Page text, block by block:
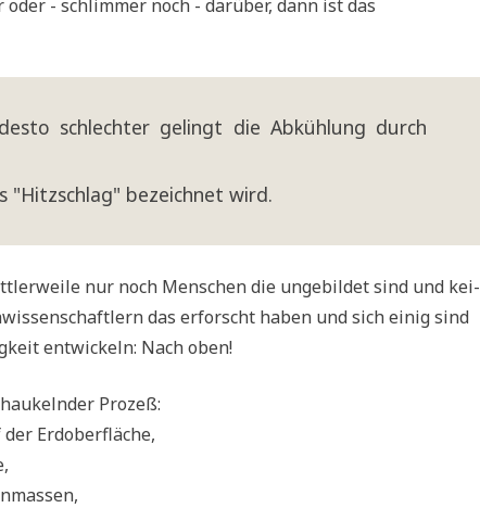
- schlim­mer noch - dar­über, dann ist das
schlech­ter gelingt die Abküh­lung durch
"Hitz­schlag" bezeich­net wird.
nur noch Men­schen die unge­bil­det sind und kei­
das erforscht haben und sich einig sind
ent­wickeln: Nach oben!
Prozeß:
Erdoberfläche,